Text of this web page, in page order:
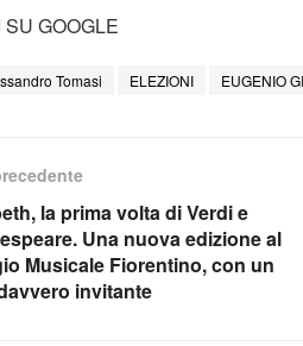
GOOGLE
Tomasi ELEZIONI EUGENIO
la prima volta di Verdi e
Una nuova edizione al
Musicale Fiorentino, con un
invitante